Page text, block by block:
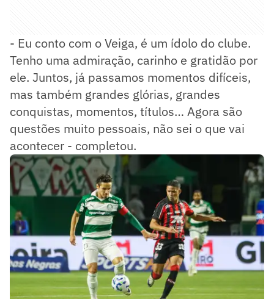
- Eu conto com o Veiga, é um ídolo do clube.
Tenho uma admiração, carinho e gratidão por
ele. Juntos, já passamos momentos difíceis,
mas também grandes glórias, grandes
conquistas, momentos, títulos… Agora são
questões muito pessoais, não sei o que vai
acontecer - completou.